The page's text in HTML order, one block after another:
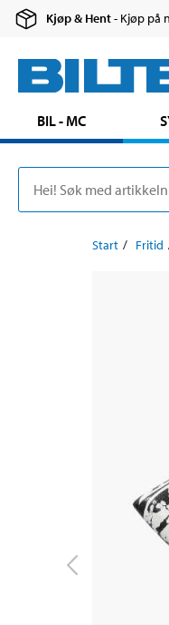
Kjøp & Hent- Kjøp på
BIL - MC
Start Fritid